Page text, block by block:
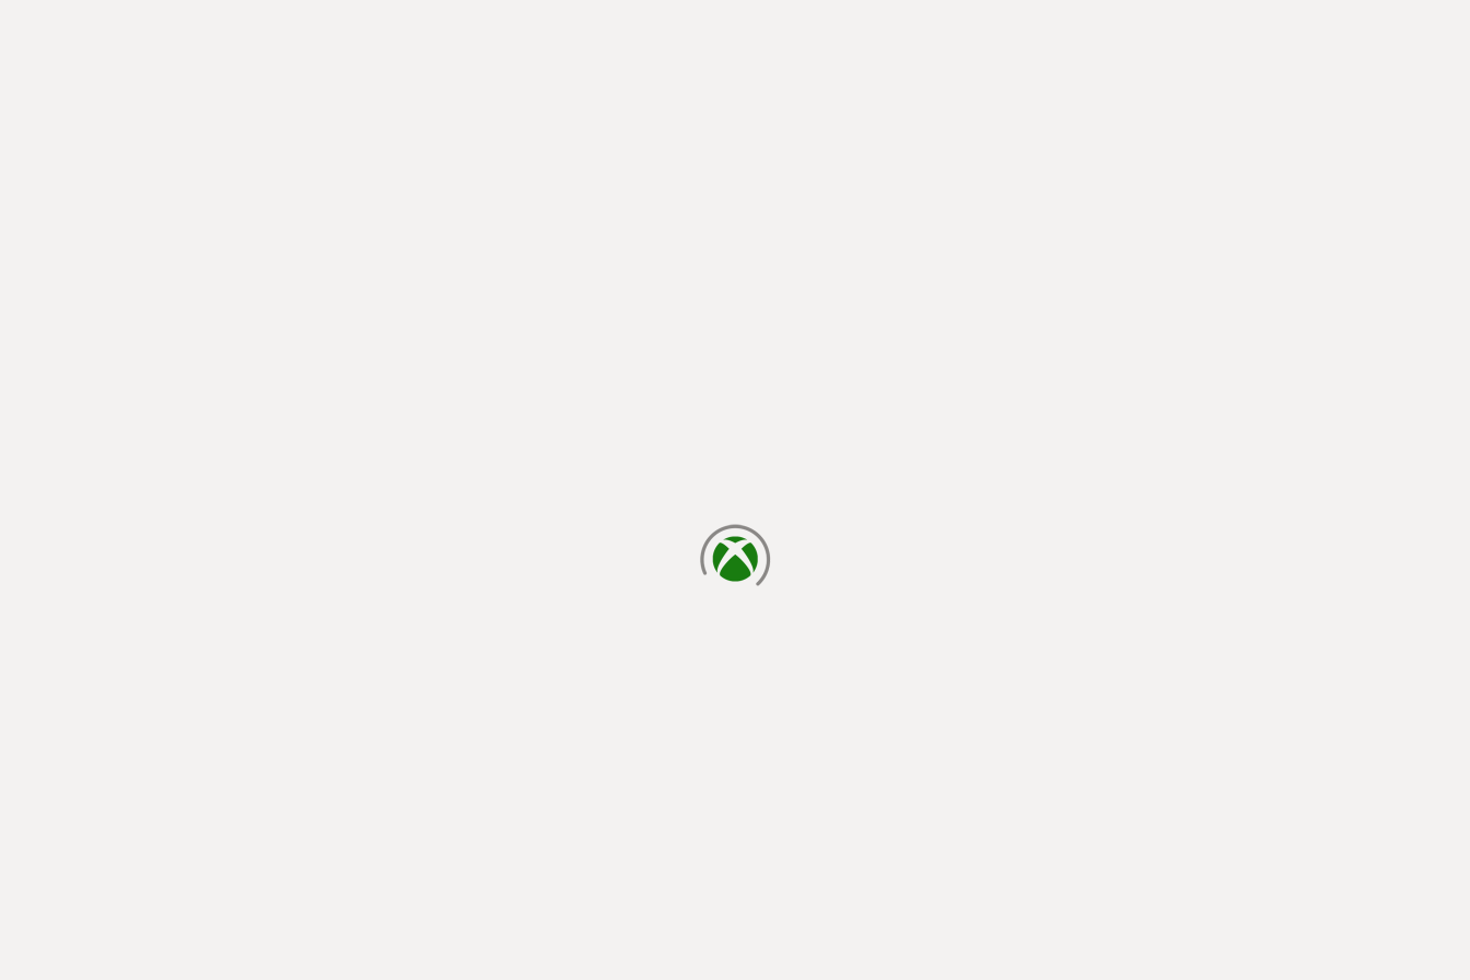
cargando